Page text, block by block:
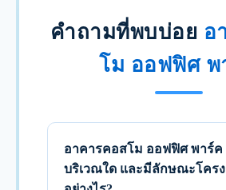
คำถามที่พบบ่อย อ
โม ออฟฟิศ พ
อาคารคอสโม ออฟฟิศ พาร์ค
บริเวณใด และมีลักษณะโคร